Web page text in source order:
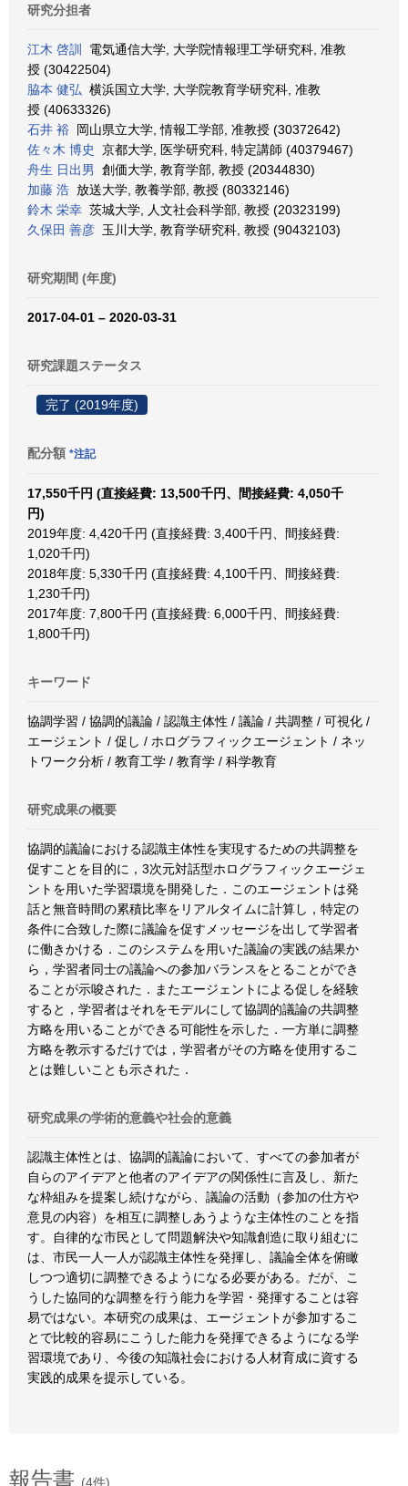
研究分担者
江木 啓訓
電気通信大学, 大学院情報理工学研究科, 准教
授 (30422504)
脇本 健弘 横浜国立大学, 大学院教育学研究科, 准教
授 (40633326)
石井 裕 岡山県立大学, 情報工学部, 准教授 (30372642)
佐々木 博史
京都大学, 医学研究科, 特定講師 (40379467)
舟生 日出男
創価大学, 教育学部, 教授 (20344830)
加藤 浩 放送大学, 教養学部, 教授 (80332146)
鈴木 栄幸 茨城大学, 人文社会科学部, 教授 (20323199)
久保田 善彦 玉川大学, 教育学研究科, 教授 (90432103)
研究期間 (年度)
2017-04-01 – 2020-03-31
研究課題ステータス
完了 (2019年度)
配分額 *注記
17,550千円 (直接経費: 13,500千円、間接経費: 4,050千
円)
2019年度: 4,420千円 (直接経費: 3,400千円、間接経費:
1,020千円)
2018年度: 5,330千円 (直接経費: 4,100千円、間接経費:
1,230千円)
2017年度: 7,800千円 (直接経費: 6,000千円、間接経費:
1,800千円)
キーワード
協調学習 / 協調的議論 / 認識主体性 / 議論 / 共調整 / 可視化 /
エージェント / 促し / ホログラフィックエージェント / ネッ
トワーク分析 / 教育工学 / 教育学 / 科学教育
研究成果の概要
協調的議論における認識主体性を実現するための共調整を
促すことを目的に，3次元対話型ホログラフィックエージェ
ントを用いた学習環境を開発した．このエージェントは発
話と無音時間の累積比率をリアルタイムに計算し，特定の
条件に合致した際に議論を促すメッセージを出して学習者
に働きかける．このシステムを用いた議論の実践の結果か
ら，学習者同士の議論への参加バランスをとることができ
ることが示唆された．またエージェントによる促しを経験
すると，学習者はそれをモデルにして協調的議論の共調整
方略を用いることができる可能性を示した．一方単に調整
方略を教示するだけでは，学習者がその方略を使用するこ
とは難しいことも示された．
研究成果の学術的意義や社会的意義
認識主体性とは、協調的議論において、すべての参加者が
自らのアイデアと他者のアイデアの関係性に言及し、新た
な枠組みを提案し続けながら、議論の活動（参加の仕方や
意見の内容）を相互に調整しあうような主体性のことを指
す。自律的な市民として問題解決や知識創造に取り組むに
は、市民一人一人が認識主体性を発揮し、議論全体を俯瞰
しつつ適切に調整できるようになる必要がある。だが、こ
うした協同的な調整を行う能力を学習・発揮することは容
易ではない。本研究の成果は、エージェントが参加するこ
とで比較的容易にこうした能力を発揮できるようになる学
習環境であり、今後の知識社会における人材育成に資する
実践的成果を提示している。
報告書 (4件)